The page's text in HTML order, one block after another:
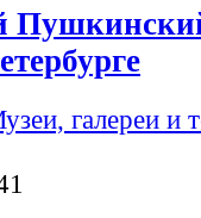
галереи и